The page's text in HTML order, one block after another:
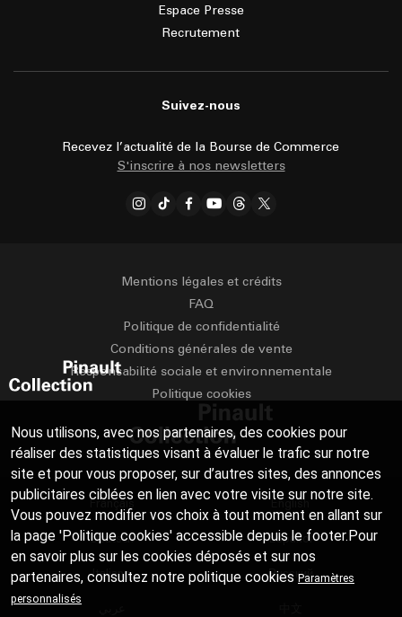
Espace Presse
Recrutement
Suivez-nous
Recevez l’actualité de la Bourse de Commerce
S'inscrire à nos newsletters
Mentions légales et crédits
FAQ
Politique de confidentialité
Conditions générales de vente
Responsabilité sociale et environnementale
Politique cookies
Français English
Deutsch Español
Italiano Русский
Nous utilisons, avec nos partenaires, des cookies pour
réaliser des statistiques visant à évaluer le trafic sur notre
site et pour vous proposer, sur d’autres sites, des annonces
publicitaires ciblées en lien avec votre visite sur notre site.
Vous pouvez modifier vos choix à tout moment en allant sur
la page 'Politique cookies' accessible depuis le footer.Pour
en savoir plus sur les cookies déposés et sur nos
partenaires, consultez notre politique cookies Paramètres
personnalisés